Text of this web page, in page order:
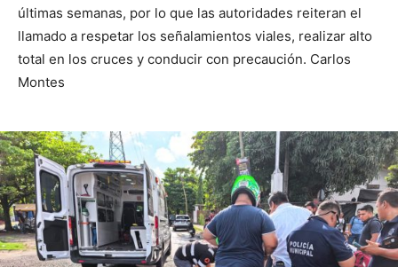
últimas semanas, por lo que las autoridades reiteran el
llamado a respetar los señalamientos viales, realizar alto
total en los cruces y conducir con precaución. Carlos
Montes